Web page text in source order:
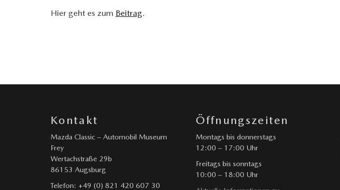
Hier geht es zum Beitrag.
Kontakt
Mazda Classic – Automobil Museum
Frey
Wertachstraße 29b
86153 Augsburg
Telefon: +49 (0) 821 420 607 30
Öffnungszeiten
Montags bis donnerstags
12:00 – 17:00 Uhr
Freitags bis sonntags
10:00 – 18:00 Uhr